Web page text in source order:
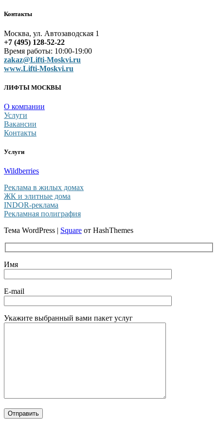
Контакты
Москва, ул. Автозаводская 1
+7 (495) 128-52-22
Время работы: 10:00-19:00
zakaz@Lifti-Moskvi.ru
www.Lifti-Moskvi.ru
ЛИФТЫ МОСКВЫ
О компании
Услуги
Вакансии
Контакты
Услуги
Wildberries
Реклама в жилых домах
ЖК и элитные дома
INDOR-реклама
Рекламная полиграфия
Тема WordPress | Square от HashThemes
Имя
E-mail
Укажите выбранный вами пакет услуг